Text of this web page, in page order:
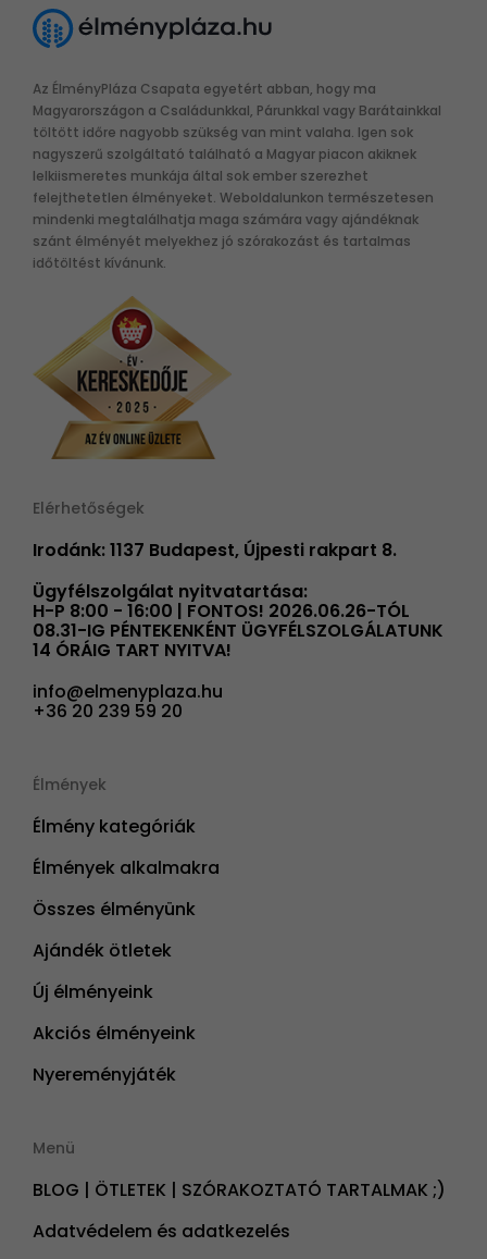
Az ÉlményPláza Csapata egyetért abban, hogy ma
Magyarországon a Családunkkal, Párunkkal vagy Barátainkkal
töltött időre nagyobb szükség van mint valaha. Igen sok
nagyszerű szolgáltató található a Magyar piacon akiknek
lelkiismeretes munkája által sok ember szerezhet
felejthetetlen élményeket. Weboldalunkon természetesen
mindenki megtalálhatja maga számára vagy ajándéknak
szánt élményét melyekhez jó szórakozást és tartalmas
időtöltést kívánunk.
Elérhetőségek
Irodánk: 1137 Budapest, Újpesti rakpart 8.
Ügyfélszolgálat nyitvatartása:
H-P 8:00 - 16:00 | FONTOS! 2026.06.26-TÓL
08.31-IG PÉNTEKENKÉNT ÜGYFÉLSZOLGÁLATUNK
14 ÓRÁIG TART NYITVA!
info@elmenyplaza.hu
+36 20 239 59 20
Élmények
Élmény kategóriák
Élmények alkalmakra
Összes élményünk
Ajándék ötletek
Új élményeink
Akciós élményeink
Nyereményjáték
Menü
BLOG | ÖTLETEK | SZÓRAKOZTATÓ TARTALMAK ;)
Adatvédelem és adatkezelés